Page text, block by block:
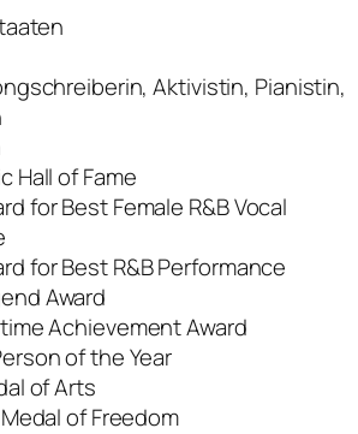
Aktivistin, Pianistin,
Hall of Fame
for Best Female R&B Vocal
for Best R&B Performance
Award
Achievement Award
of the Year
of Arts
of Freedom